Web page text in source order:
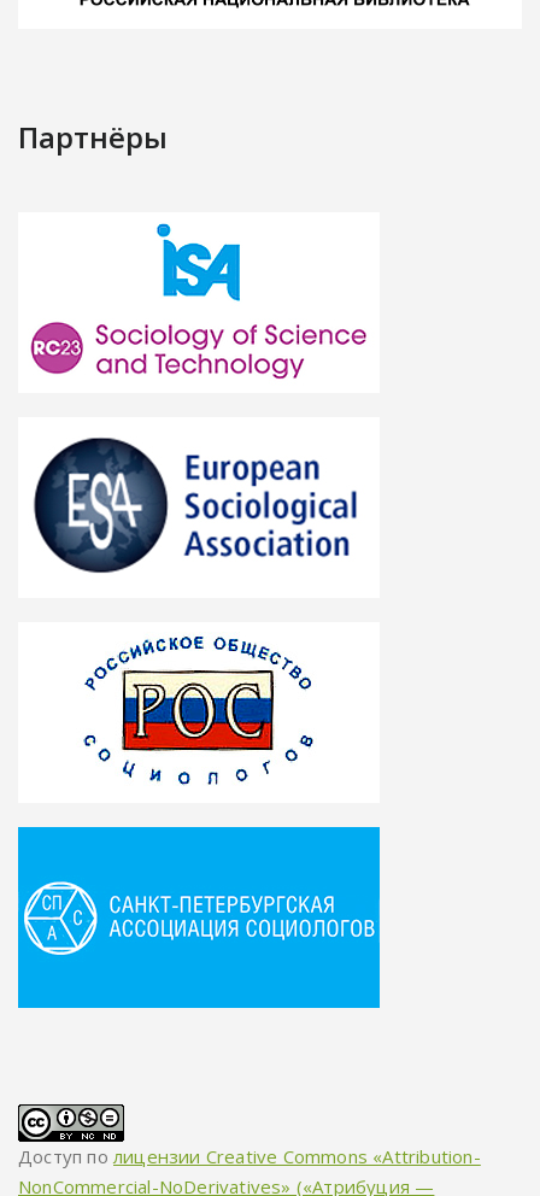
Партнёры
Доступ по лицензии Creative Commons «Attribution-
NonCommercial-NoDerivatives» («Атрибуция —